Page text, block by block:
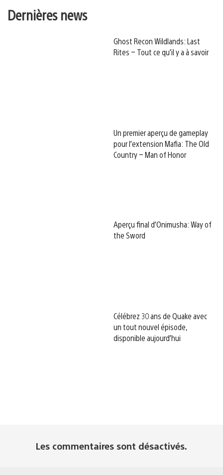
Dernières news
Ghost Recon Wildlands: Last
Rites – Tout ce qu’il y a à savoir
Un premier aperçu de gameplay
pour l’extension Mafia: The Old
Country – Man of Honor
Aperçu final d’Onimusha: Way of
the Sword
Célébrez 30 ans de Quake avec
un tout nouvel épisode,
disponible aujourd’hui
Les commentaires sont désactivés.